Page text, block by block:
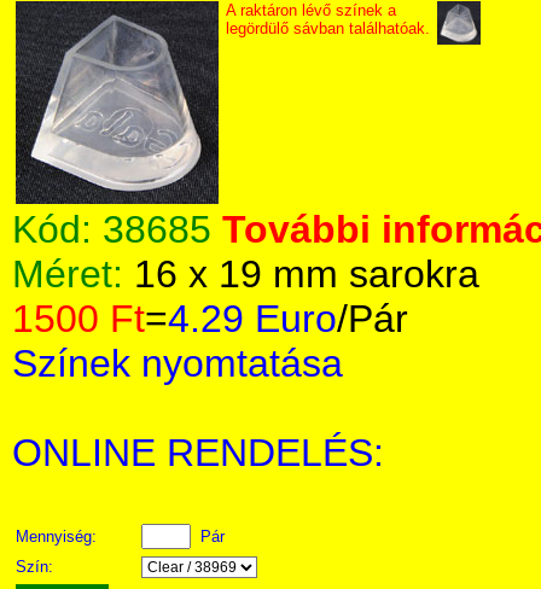
A raktáron lévő színek a
legördülő sávban találhatóak.
Kód: 38685 További
Méret: 16 x 19 mm sarokra
1500 Ft=4.29 Euro/Pár
Színek nyomtatása
ONLINE RENDELÉS:
Mennyiség:
Pár
Szín: